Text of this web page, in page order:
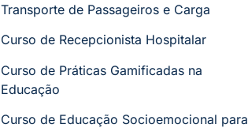
Transporte de Passageiros e Carga
Curso de Recepcionista Hospitalar
Curso de Práticas Gamificadas na
Educação
Curso de Educação Socioemocional para